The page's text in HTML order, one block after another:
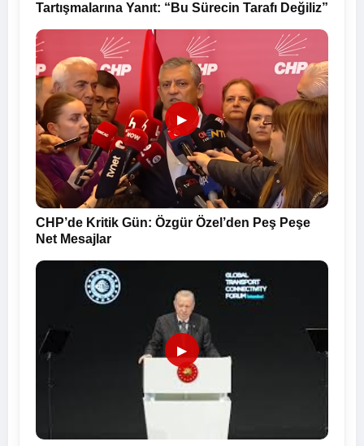
Tartışmalarına Yanıt: “Bu Sürecin Tarafı Değiliz”
▶
CHP’de Kritik Gün: Özgür Özel’den Peş Peşe
Net Mesajlar
▶